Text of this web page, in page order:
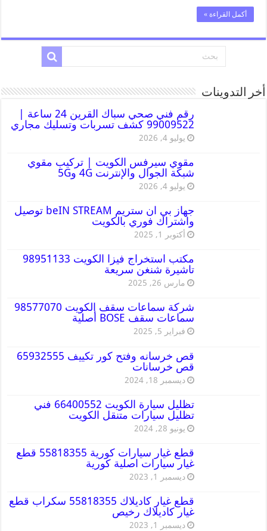
أكمل القراءة »
أخر التدوينات
رقم فني صحي سباك القرين 24 ساعة |
99009522 كشف تسربات وتسليك مجاري
يوليو 4, 2026
مقوي سيرفس الكويت | تركيب مقوي
شبكة الجوال والإنترنت 4G و5G
يوليو 4, 2026
جهاز بي ان ستريم beIN STREAM توصيل
واشتراك فوري بالكويت
أكتوبر 1, 2025
مكتب استخراج فيزا الكويت 98951133
تاشيرة شنغن سريعة
مارس 26, 2025
شركة سماعات سقف الكويت 98577070
سماعات سقف BOSE أصلية
فبراير 5, 2025
قص خرسانه وفتح كور تكييف 65932555
قص خرسانات
ديسمبر 18, 2024
تظليل سيارة الكويت 66400552 فني
تظليل سيارات متنقل الكويت
يونيو 28, 2024
قطع غيار سيارات كورية 55818355 قطع
غيار سيارات اصلية كورية
ديسمبر 1, 2023
قطع غيار كاديلاك 55818355 سكراب قطع
غيار كاديلاك رخيص
ديسمبر 1, 2023